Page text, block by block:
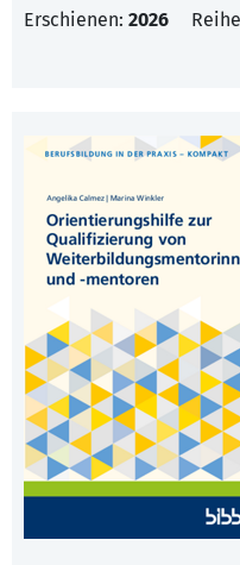
Erschienen: 2026